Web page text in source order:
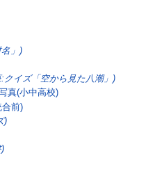
」)
クイズ「空から見た八潮」)
真(小中高校)
合前)
)